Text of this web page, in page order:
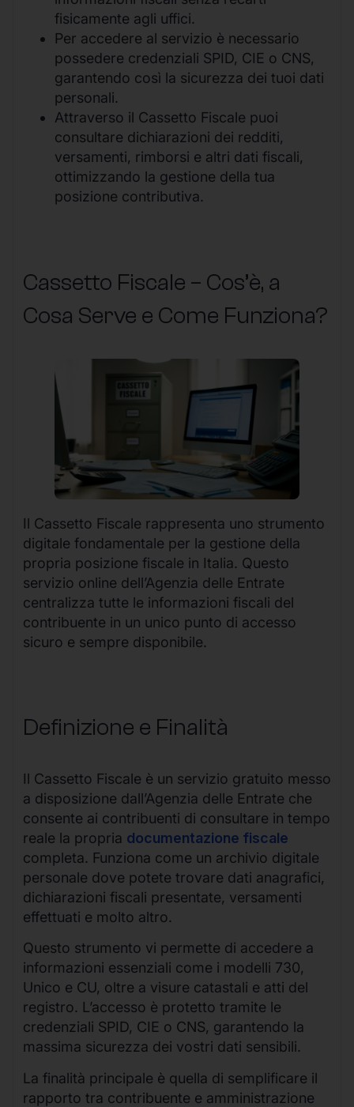
fisicamente agli uffici.
Per accedere al servizio è necessario
possedere credenziali SPID, CIE o CNS,
garantendo così la sicurezza dei tuoi dati
personali.
Attraverso il Cassetto Fiscale puoi
consultare dichiarazioni dei redditi,
versamenti, rimborsi e altri dati fiscali,
ottimizzando la gestione della tua
posizione contributiva.
Cassetto Fiscale – Cos’è, a
Cosa Serve e Come Funziona?
Il Cassetto Fiscale rappresenta uno strumento
digitale fondamentale per la gestione della
propria posizione fiscale in Italia. Questo
servizio online dell’Agenzia delle Entrate
centralizza tutte le informazioni fiscali del
contribuente in un unico punto di accesso
sicuro e sempre disponibile.
Definizione e Finalità
Il Cassetto Fiscale è un servizio gratuito messo
a disposizione dall’Agenzia delle Entrate che
consente ai contribuenti di consultare in tempo
reale la propria documentazione fiscale
completa. Funziona come un archivio digitale
personale dove potete trovare dati anagrafici,
dichiarazioni fiscali presentate, versamenti
effettuati e molto altro.
Questo strumento vi permette di accedere a
informazioni essenziali come i modelli 730,
Unico e CU, oltre a visure catastali e atti del
registro. L’accesso è protetto tramite le
credenziali SPID, CIE o CNS, garantendo la
massima sicurezza dei vostri dati sensibili.
La finalità principale è quella di semplificare il
rapporto tra contribuente e amministrazione